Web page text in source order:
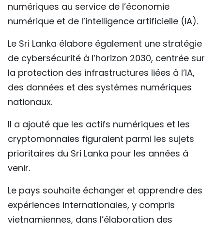
numériques au service de l’économie
numérique et de l’intelligence artificielle (IA).
Le Sri Lanka élabore également une stratégie
de cybersécurité à l’horizon 2030, centrée sur
la protection des infrastructures liées à l’IA,
des données et des systèmes numériques
nationaux.
Il a ajouté que les actifs numériques et les
cryptomonnaies figuraient parmi les sujets
prioritaires du Sri Lanka pour les années à
venir.
Le pays souhaite échanger et apprendre des
expériences internationales, y compris
vietnamiennes, dans l’élaboration des